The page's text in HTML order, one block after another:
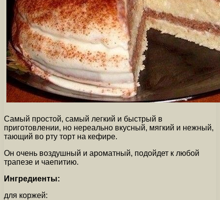
Самый простой, самый легкий и быстрый в
приготовлении, но нереально вкусный, мягкий и нежный,
тающий во рту торт на кефире.
Он очень воздушный и ароматный, подойдет к любой
трапезе и чаепитию.
Ингредиенты:
для коржей: